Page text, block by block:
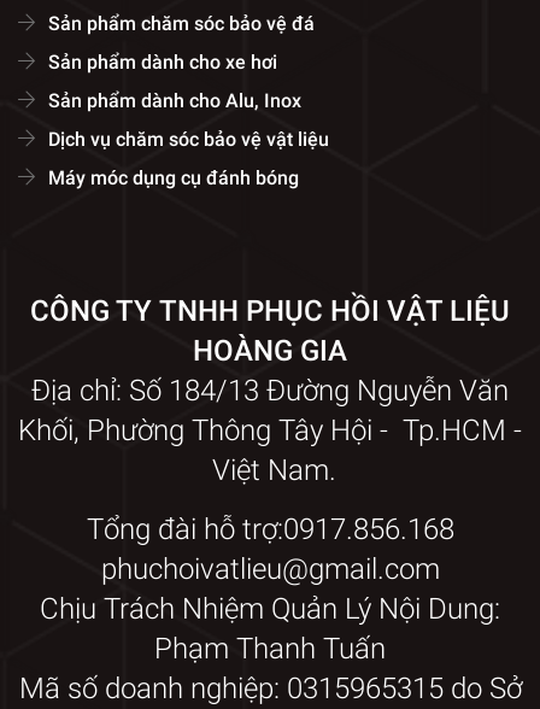
Sản phẩm chăm sóc bảo vệ đá
Sản phẩm dành cho xe hơi
Sản phẩm dành cho Alu, Inox
Dịch vụ chăm sóc bảo vệ vật liệu
Máy móc dụng cụ đánh bóng
CÔNG TY TNHH PHỤC HỒI VẬT LIỆU
HOÀNG GIA
Địa chỉ: Số 184/13 Đường Nguyễn Văn
Khối, Phường Thông Tây Hội - Tp.HCM -
Việt Nam.
Tổng đài hỗ trợ:0917.856.168
phuchoivatlieu@gmail.com
Chịu Trách Nhiệm Quản Lý Nội Dung:
Phạm Thanh Tuấn
Mã số doanh nghiệp: 0315965315 do Sở